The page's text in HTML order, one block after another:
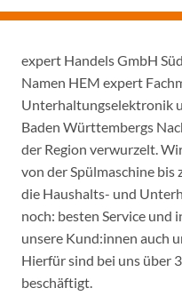
expert Handels GmbH
Namen HEM expert
Unterhaltungselektronik
Baden Württembergs
der Region verwurzelt.
von der Spülmaschine bis
die Haushalts- und
noch: besten Service und
unsere Kund:innen auch
Hierfür sind bei uns über
beschäftigt.